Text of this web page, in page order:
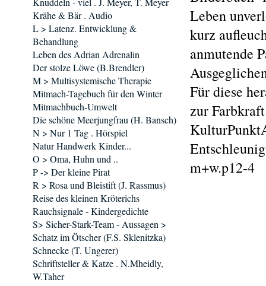
Leben
kurz
anmutende
Für diese
zur
m+w.p12-4
Krähe & Bär . Audio
L > Latenz. Entwicklung &
Behandlung
Leben des Adrian Adrenalin
Der stolze Löwe (B.Brendler)
M > Multisystemische Therapie
Mitmach-Tagebuch für den Winter
Mitmachbuch-Umwelt
Die schöne Meerjungfrau (H. Bansch)
N > Nur 1 Tag . Hörspiel
Natur Handwerk Kinder...
O > Oma, Huhn und ..
P -> Der kleine Pirat
R > Rosa und Bleistift (J. Rassmus)
Reise des kleinen Kröterichs
Rauchsignale - Kindergedichte
S> Sicher-Stark-Team - Aussagen >
Schatz im Ötscher (F.S. Sklenitzka)
Schnecke (T. Ungerer)
Schriftsteller & Katze . N.Mheidly,
W.Taher